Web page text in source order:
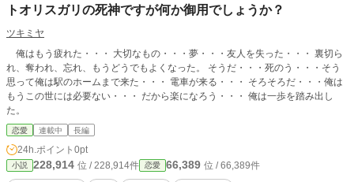
トオリスガリの死神ですが何か御用でしょうか？
ツキミヤ
俺はもう疲れた・・・ 大切なもの・・・夢・・・友人を失った・・・ 裏切ら
れ、奪われ、忘れ、もうどうでもよくなった。 そうだ・・・死のう・・・そう
思って俺は駅のホームまで来た・・・ 電車が来る・・・ そろそろだ・・・俺は
もうこの世には必要ない・・・ だから楽になろう・・・ 俺は一歩を踏み出し
た。
恋愛 連載中 長編
24h.ポイント 0pt
小説 228,914 位 / 228,914件 恋愛 66,389 位 / 66,389件